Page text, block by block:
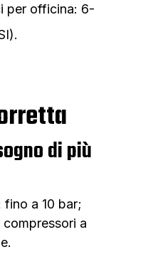
per officina: 6-
di più
a 10 bar;
a